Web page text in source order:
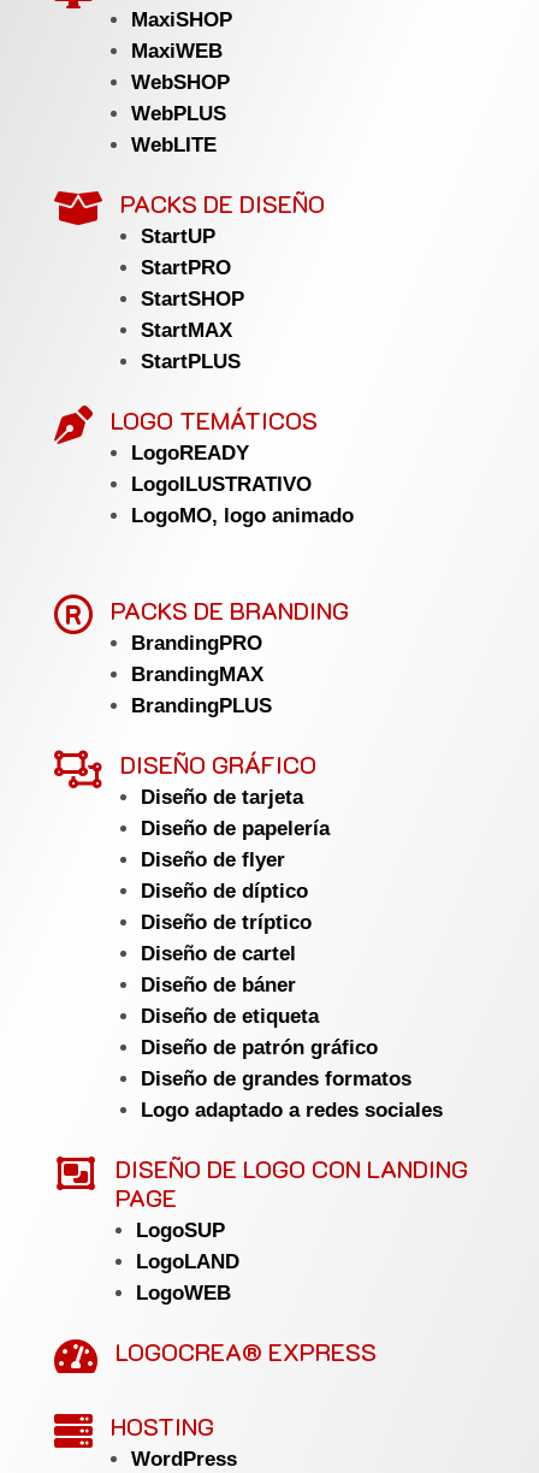
MaxiSHOP
MaxiWEB
WebSHOP
WebPLUS
WebLITE
 PACKS DE DISEÑO
StartUP
StartPRO
StartSHOP
StartMAX
StartPLUS
 LOGO TEMÁTICOS
LogoREADY
LogoILUSTRATIVO
LogoMO, logo animado
 PACKS DE BRANDING
BrandingPRO
BrandingMAX
BrandingPLUS
 DISEÑO GRÁFICO
Diseño de tarjeta
Diseño de papelería
Diseño de flyer
Diseño de díptico
Diseño de tríptico
Diseño de cartel
Diseño de báner
Diseño de etiqueta
Diseño de patrón gráfico
Diseño de grandes formatos
Logo adaptado a redes sociales

DISEÑO DE LOGO CON LANDING
PAGE
LogoSUP
LogoLAND
LogoWEB
 LOGOCREA® EXPRESS
 HOSTING
WordPress